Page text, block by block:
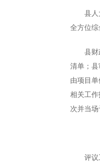
县人
全方位综
县财
清单；
由项目
相关工
次并当场
评议